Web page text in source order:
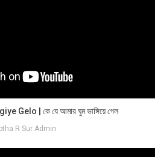
Gelo | কে যে আমার ঘুম ভাঙ্গিয়ে গেল
R Sur Admin